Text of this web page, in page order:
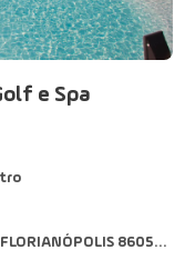
e Spa
86058700